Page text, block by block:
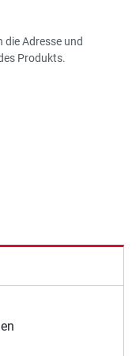
Adresse und
Produkts.